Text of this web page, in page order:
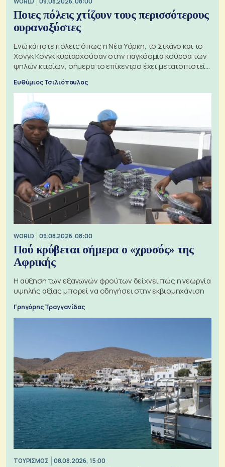
Ποιες πόλεις χτίζουν τους περισσότερους
ουρανοξύστες
Ενώ κάποτε πόλεις όπως η Νέα Υόρκη, το Σικάγο και το
Χονγκ Κονγκ κυριαρχούσαν στην παγκόσμια κούρσα των
ψηλών κτιρίων, σήμερα το επίκεντρο έχει μετατοπιστεί
Ευθύμιος Τσιλιόπουλος
WORLD 09.08.2026, 08:00
Πού κρύβεται σήμερα ο «χρυσός» της
Αφρικής
Η αύξηση των εξαγωγών φρούτων δείχνει πώς η γεωργία
υψηλής αξίας μπορεί να οδηγήσει στην εκβιομηχάνιση
Γρηγόρης Τραγγανίδας
ΤΟΥΡΙΣΜΟΣ 08.08.2026, 15:00